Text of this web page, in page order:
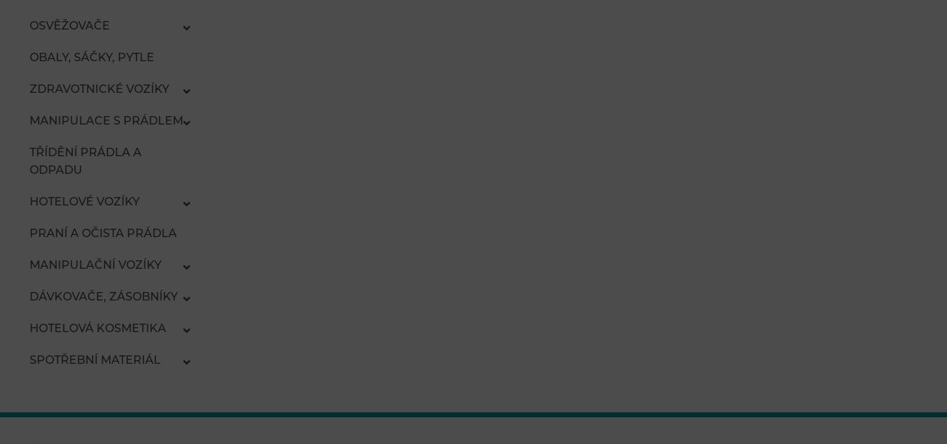
OSVĚŽOVAČE
OBALY, SÁČKY, PYTLE
ZDRAVOTNICKÉ VOZÍKY
MANIPULACE S PRÁDLEM
TŘÍDĚNÍ PRÁDLA A
ODPADU
HOTELOVÉ VOZÍKY
PRANÍ A OČISTA PRÁDLA
MANIPULAČNÍ VOZÍKY
DÁVKOVAČE, ZÁSOBNÍKY
HOTELOVÁ KOSMETIKA
SPOTŘEBNÍ MATERIÁL